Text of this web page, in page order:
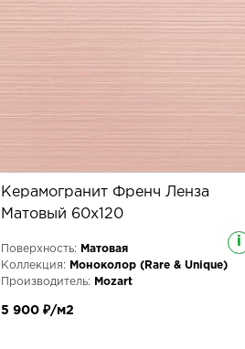
Керамогранит Френч Ленза
Матовый 60x120
i
Поверхность:
Матовая
Коллекция:
Моноколор (Rare & Unique)
Производитель:
Mozart
5 900 ₽/м2